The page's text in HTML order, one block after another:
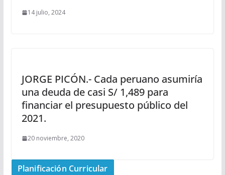
14 julio, 2024
JORGE PICÓN.- Cada peruano asumiría
una deuda de casi S/ 1,489 para
financiar el presupuesto público del
2021.
20 noviembre, 2020
Planificación Curricular